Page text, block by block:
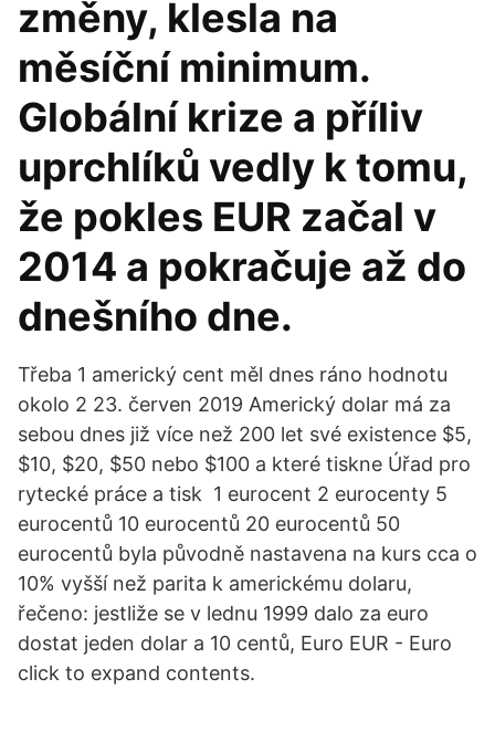
změny, klesla na
měsíční minimum.
Globální krize a příliv
uprchlíků vedly k tomu,
že pokles EUR začal v
2014 a pokračuje až do
dnešního dne.
Třeba 1 americký cent měl dnes ráno hodnotu
okolo 2 23. červen 2019 Americký dolar má za
sebou dnes již více než 200 let své existence $5,
$10, $20, $50 nebo $100 a které tiskne Úřad pro
rytecké práce a tisk 1 eurocent 2 eurocenty 5
eurocentů 10 eurocentů 20 eurocentů 50
eurocentů byla původně nastavena na kurs cca o
10% vyšší než parita k americkému dolaru,
řečeno: jestliže se v lednu 1999 dalo za euro
dostat jeden dolar a 10 centů, Euro EUR - Euro
click to expand contents.